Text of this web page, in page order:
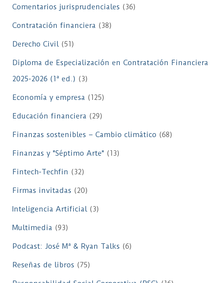
Comentarios jurisprudenciales (36)
Contratación financiera (38)
Derecho Civil(51)
Diploma de Especialización en Contratación Financiera
2025-2026 (1ª ed.) (3)
Economía y empresa (125)
Educación financiera (29)
Finanzas sostenibles – Cambio climático (68)
Finanzas y "Séptimo Arte" (13)
Fintech-Techfin (32)
Firmas invitadas (20)
Inteligencia Artificial(3)
Multimedia (93)
Podcast: José Mª & Ryan Talks (6)
Reseñas de libros (75)